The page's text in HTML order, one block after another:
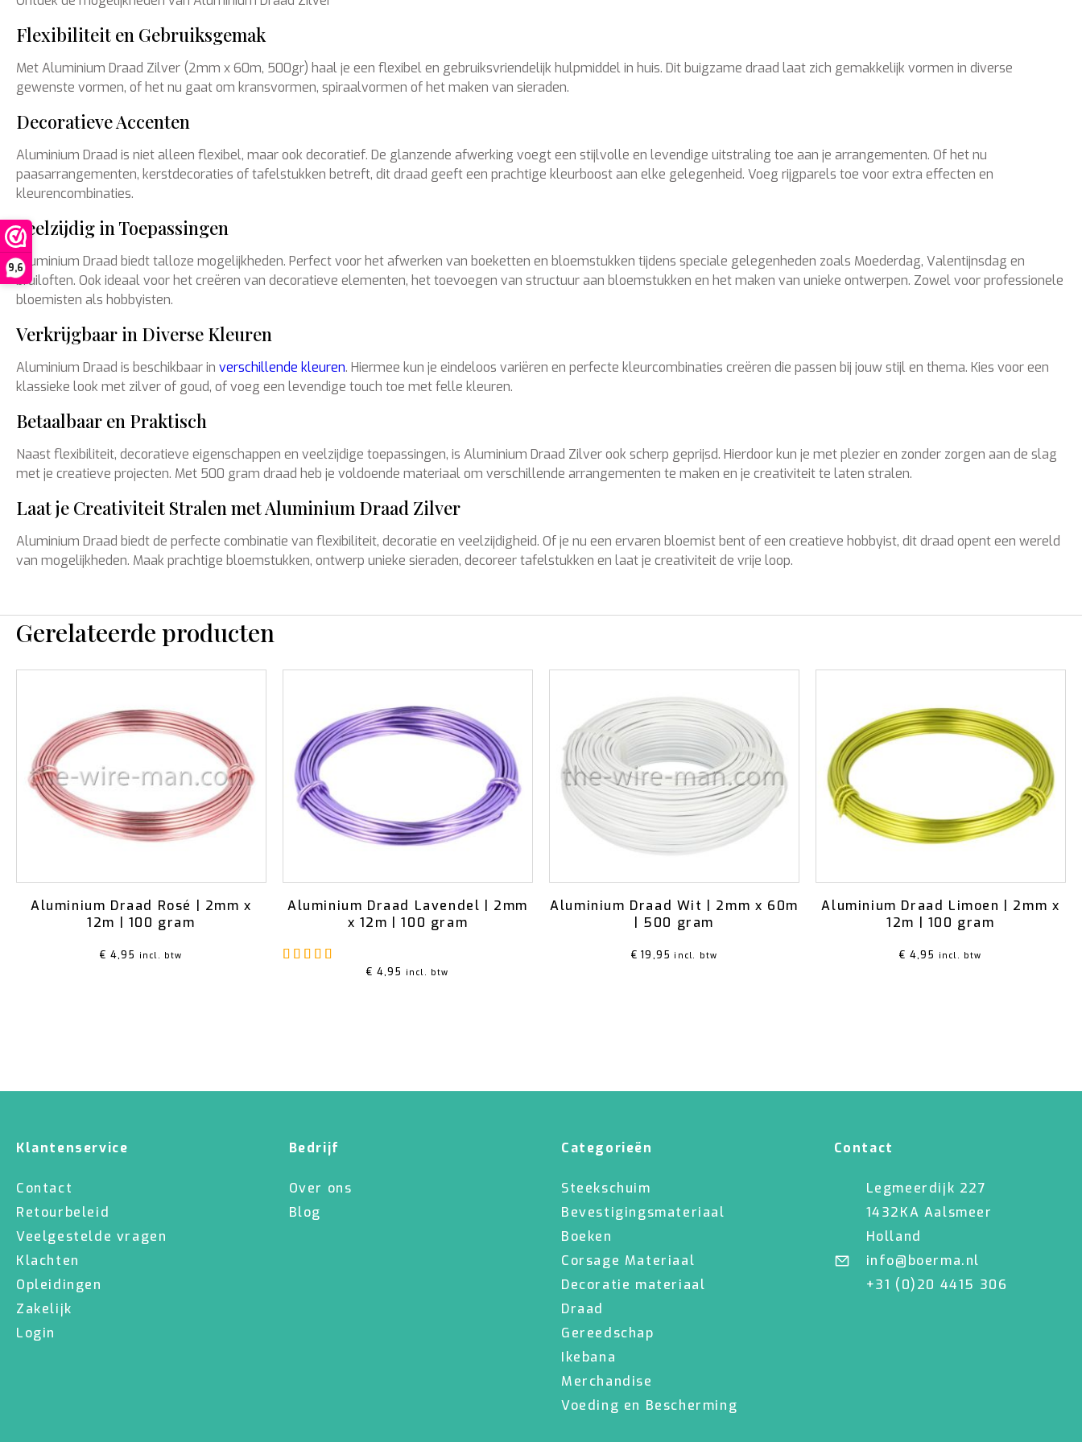
9,6
Flexibiliteit en Gebruiksgemak
Met Aluminium Draad Zilver (2mm x 60m, 500gr) haal je een flexibel en gebruiksvriendelijk hulpmiddel in huis. Dit buigzame draad laat zich gemakkelijk vormen in diverse
gewenste vormen, of het nu gaat om kransvormen, spiraalvormen of het maken van sieraden.
Decoratieve Accenten
Aluminium Draad is niet alleen flexibel, maar ook decoratief. De glanzende afwerking voegt een stijlvolle en levendige uitstraling toe aan je arrangementen. Of het nu
paasarrangementen, kerstdecoraties of tafelstukken betreft, dit draad geeft een prachtige kleurboost aan elke gelegenheid. Voeg rijgparels toe voor extra effecten en
kleurencombinaties.
Veelzijdig in Toepassingen
Aluminium Draad biedt talloze mogelijkheden. Perfect voor het afwerken van boeketten en bloemstukken tijdens speciale gelegenheden zoals Moederdag, Valentijnsdag en
bruiloften. Ook ideaal voor het creëren van decoratieve elementen, het toevoegen van structuur aan bloemstukken en het maken van unieke ontwerpen. Zowel voor professionele
bloemisten als hobbyisten.
Verkrijgbaar in Diverse Kleuren
Aluminium Draad is beschikbaar in verschillende kleuren. Hiermee kun je eindeloos variëren en perfecte kleurcombinaties creëren die passen bij jouw stijl en thema. Kies voor een
klassieke look met zilver of goud, of voeg een levendige touch toe met felle kleuren.
Betaalbaar en Praktisch
Naast flexibiliteit, decoratieve eigenschappen en veelzijdige toepassingen, is Aluminium Draad Zilver ook scherp geprijsd. Hierdoor kun je met plezier en zonder zorgen aan de slag
met je creatieve projecten. Met 500 gram draad heb je voldoende materiaal om verschillende arrangementen te maken en je creativiteit te laten stralen.
Laat je Creativiteit Stralen met Aluminium Draad Zilver
Aluminium Draad biedt de perfecte combinatie van flexibiliteit, decoratie en veelzijdigheid. Of je nu een ervaren bloemist bent of een creatieve hobbyist, dit draad opent een wereld
van mogelijkheden. Maak prachtige bloemstukken, ontwerp unieke sieraden, decoreer tafelstukken en laat je creativiteit de vrije loop.
Gerelateerde producten
Aluminium Draad Rosé | 2mm x
12m | 100 gram
€ 4,95 incl. btw
Aluminium Draad Lavendel | 2mm
x 12m | 100 gram
€ 4,95 incl. btw
Aluminium Draad Wit | 2mm x 60m
| 500 gram
€ 19,95 incl. btw
Aluminium Draad Limoen | 2mm x
12m | 100 gram
€ 4,95 incl. btw
Klantenservice
Contact
Retourbeleid
Veelgestelde vragen
Klachten
Opleidingen
Zakelijk
Login
Bedrijf
Over ons
Blog
Categorieën
Steekschuim
Bevestigingsmateriaal
Boeken
Corsage Materiaal
Decoratie materiaal
Draad
Gereedschap
Ikebana
Merchandise
Voeding en Bescherming
Contact
Legmeerdijk 227
1432KA Aalsmeer
Holland
info@boerma.nl
+31 (0)20 4415 306